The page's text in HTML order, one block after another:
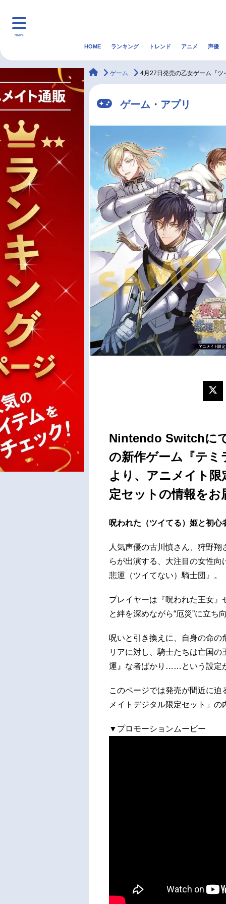
menu
マンガ・ラノベ ゲーム・アプリ
最新記事一覧
アニメ記事一覧
声優記事一覧
HOME ランキング トレンド アニメ 声優
animateTimes
ゲーム 4月27日発売の乙女ゲーム『
ゲーム・アプリ
Nintendo Switchに
の新作ゲーム『テミ
より、アニメイト
定セットの情報をお
呪われた（ツイてる）姫と初
人気声優の古川慎さん、狩野
らが出演する、大注目の女性
悲運（ツイてない）騎士団』。
プレイヤーは『呪われた王女
と絆を深めながら“厄災”に立ち
呪いと引き換えに、自身の命
リアに対し、騎士たちは亡国
運』な者ばかり……という設定
このページでは発売が間近に
メイトデジタル限定セット」
▼プロモーションムービー